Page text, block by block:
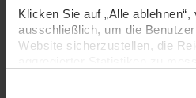
Klicken Sie auf „Alle
ausschließlich, um die
Website sicherzustellen, die
eleganter Gold- und
einfachste Handhabung